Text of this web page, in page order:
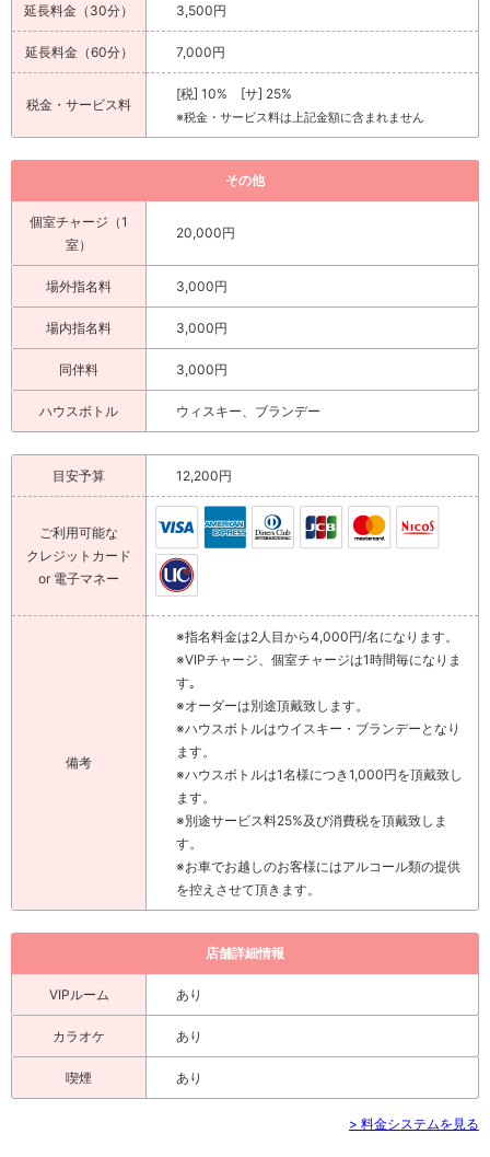
延長料金（30分） 3,500円
延長料金（60分） 7,000円
税金・サービス料
[税] 10% [サ] 25%
※税金・サービス料は上記金額に含まれません
その他
個室チャージ（1
室）
20,000円
場外指名料 3,000円
場内指名料 3,000円
同伴料 3,000円
ハウスボトル ウィスキー、ブランデー
目安予算 12,200円
ご利用可能な
クレジットカード
or 電子マネー
備考
※指名料金は2人目から4,000円/名になります。
※VIPチャージ、個室チャージは1時間毎になりま
す｡
※オーダーは別途頂戴致します。
※ハウスボトルはウイスキー・ブランデーとなり
ます。
※ハウスボトルは1名様につき1,000円を頂戴致し
ます。
※別途サービス料25%及び消費税を頂戴致しま
す。
※お車でお越しのお客様にはアルコール類の提供
を控えさせて頂きます。
店舗詳細情報
VIPルーム あり
カラオケ あり
喫煙 あり
> 料金システムを見る